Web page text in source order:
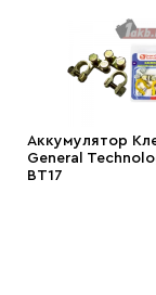
Аккумулятор
General
BT17